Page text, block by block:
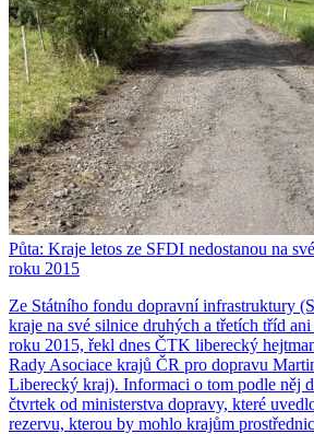
Půta: Kraje letos ze SFDI nedostanou na
roku 2015
Ze Státního fondu dopravní infrastruktury
kraje na své silnice druhých a třetích tříd
roku 2015, řekl dnes ČTK liberecký
Rady Asociace krajů ČR pro dopravu
Liberecký kraj). Informaci o tom podle něj
čtvrtek od ministerstva dopravy, které
rezervu, kterou by mohlo krajům